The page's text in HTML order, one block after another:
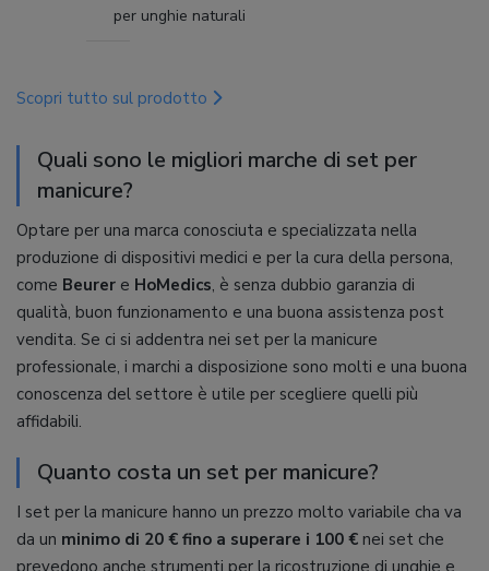
per unghie naturali
Scopri tutto sul prodotto
Quali sono le migliori marche di set per
manicure?
Optare per una marca conosciuta e specializzata nella
produzione di dispositivi medici e per la cura della persona,
come Beurer e HoMedics, è senza dubbio garanzia di
qualità, buon funzionamento e una buona assistenza post
vendita. Se ci si addentra nei set per la manicure
professionale, i marchi a disposizione sono molti e una buona
conoscenza del settore è utile per scegliere quelli più
affidabili.
Quanto costa un set per manicure?
I set per la manicure hanno un prezzo molto variabile cha va
da un minimo di 20 € fino a superare i 100 € nei set che
prevedono anche strumenti per la ricostruzione di unghie e